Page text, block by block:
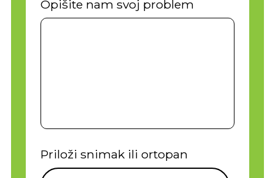
Opišite nam svoj problem
Priloži snimak ili ortopan